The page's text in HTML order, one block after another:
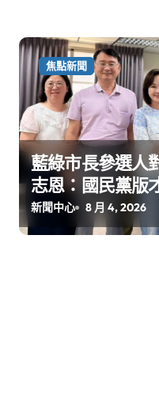
焦點新聞
藍綠市長參選人
志恩：國民黨版
實版
新聞中心 8 月 4, 2026